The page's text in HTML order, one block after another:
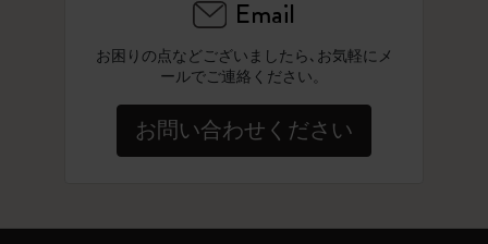
Email
お困りの点などございましたら､お気軽にメ
ールでご連絡ください。
お問い合わせください